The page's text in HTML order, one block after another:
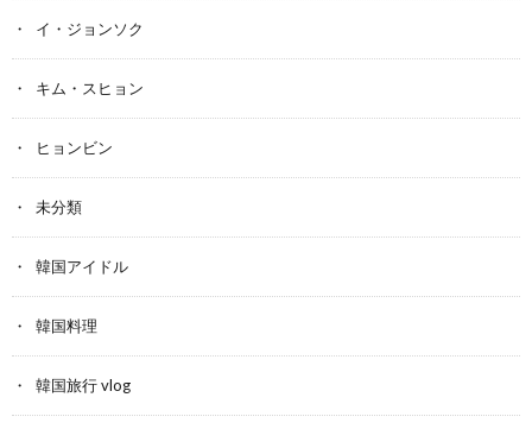
イ・ジョンソク
キム・スヒョン
ヒョンビン
未分類
韓国アイドル
韓国料理
韓国旅行 vlog